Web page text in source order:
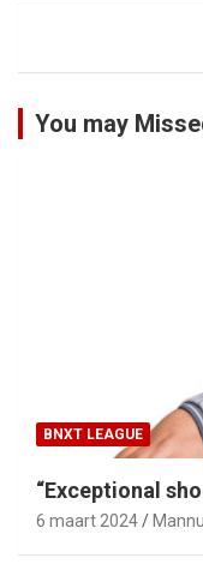
You may
BNXT LEAGUE
“Exceptional
6 maart 2024